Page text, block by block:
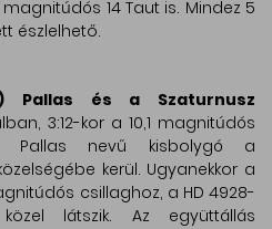
14 Taut is. Mindez 5
észlelhető.
Pallas és a Szaturnusz
3:12-kor a 10,1 magnitúdós
Pallas nevű kisbolygó a
kerül. Ugyanekkor a
csillaghoz, a HD 4928-
látszik. Az együttállás